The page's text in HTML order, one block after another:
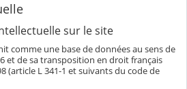
sur le site
comme une base de données au sens de
et de sa transposition en droit français
(article L 341-1 et suivants du code de